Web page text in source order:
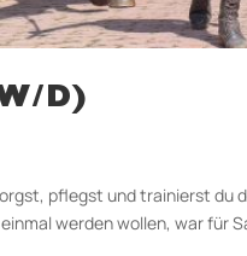
D)
pflegst und trainierst du
werden wollen, war für